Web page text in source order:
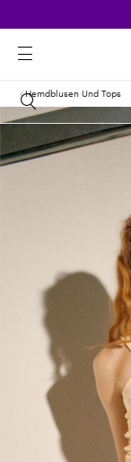
Hemdblusen Und Tops